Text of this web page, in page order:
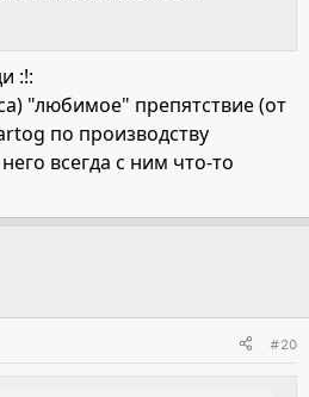
:!:
"любимое" препятствие (от
по производству
всегда с ним что-то
#20